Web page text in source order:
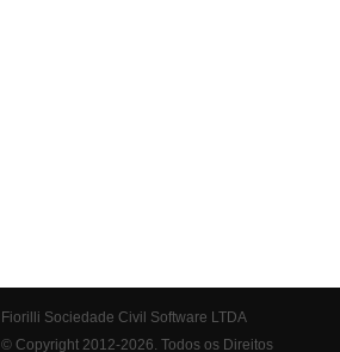
Fiorilli Sociedade Civil Software LTDA
© Copyright 2012-2026. Todos os Direitos